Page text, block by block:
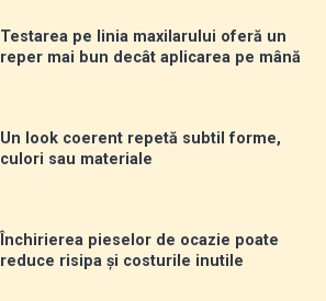
Testarea pe linia maxilarului oferă un
reper mai bun decât aplicarea pe mână
Un look coerent repetă subtil forme,
culori sau materiale
Închirierea pieselor de ocazie poate
reduce risipa și costurile inutile